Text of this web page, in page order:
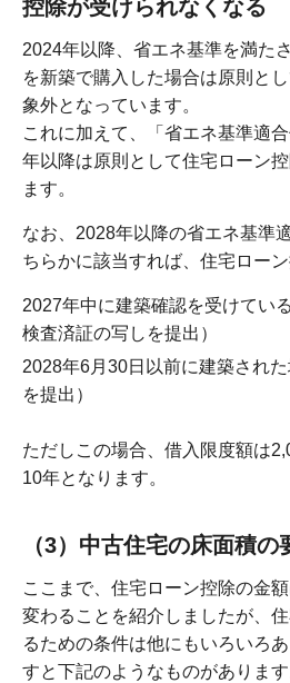
控除が受けられなくなる
2024年以降、省エネ基準を満た
を新築で購入した場合は原則と
象外となっています。
これに加えて、「省エネ基準適
年以降は原則として住宅ローン
ます。
なお、2028年以降の省エネ基準
ちらかに該当すれば、住宅ロー
2027年中に建築確認を受けてい
検査済証の写しを提出）
2028年6月30日以前に建築され
を提出）
ただしこの場合、借入限度額は
10年となります。
（3）中古住宅の床面積
ここまで、住宅ローン控除の金
変わることを紹介しましたが、
るための条件は他にもいろいろ
すと下記のようなものがあります